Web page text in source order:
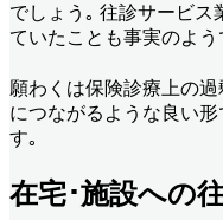
でしょう｡ 往診サービス
ていたことも事実のよう
願わくは保険診療上の
につながるような良い
す｡
在宅･施設への